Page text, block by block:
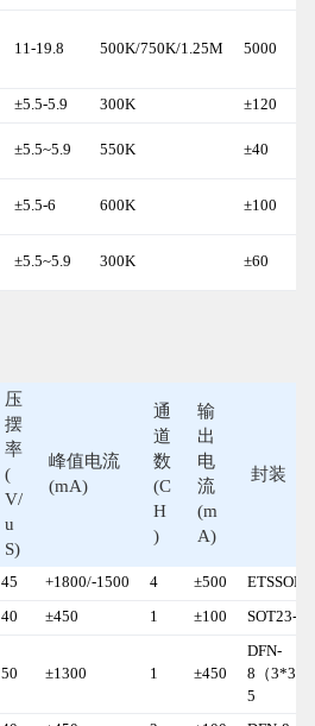
11-19.8 500K/750K/1.25M 5000
±5.5-5.9 300K ±120
±5.5~5.9 550K ±40
±5.5-6 600K ±100
±5.5~5.9 300K ±60
压
摆
率
(
V/
u
S)
峰值电流
(mA)
通
道
数
(C
H
)
输
出
电
流
(m
A)
封装
45 +1800/-1500 4 ±500 ETSSOP-
40 ±450 1 ±100 SOT23-6
50 ±1300 1 ±450
DFN-
8（3*3)/
5